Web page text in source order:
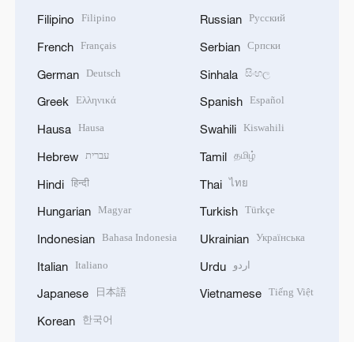
Filipino Filipino
French Français
German Deutsch
Greek Ελληνικά
Hausa Hausa
Hebrew עברית
Hindi हिन्दी
Hungarian Magyar
Indonesian Bahasa Indonesia
Italian Italiano
Japanese 日本語
Korean 한국어
Russian Русский
Serbian Српски
Sinhala සිංහල
Spanish Español
Swahili Kiswahili
Tamil தமிழ்
Thai ไทย
Turkish Türkçe
Ukrainian Українська
Urdu اردو
Vietnamese Tiếng Việt